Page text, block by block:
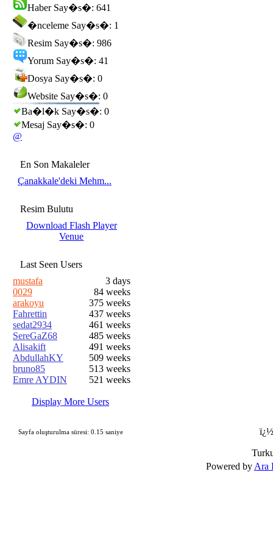
Haber Say�s�: 641
�nceleme Say�s�: 1
Resim Say�s�: 986
Yorum Say�s�: 41
Dosya Say�s�: 0
Website Say�s�: 0
Ba�l�k Say�s�: 0
Mesaj Say�s�: 0
@
En Son Makaleler
Çanakkale'deki Mehm...
Resim Bulutu
Download Flash Player
Venue
Last Seen Users
mustafa
3 days
0029
84 weeks
arakoyu
375 weeks
Fahrettin
437 weeks
sedat2934
461 weeks
SereGaZ68
485 weeks
Alisakift
491 weeks
AbdullahKY
509 weeks
bruno85
513 weeks
Emre AYDIN
521 weeks
Display More Users
Sayfa oluşturulma süresi: 0.15 saniye
Powered by